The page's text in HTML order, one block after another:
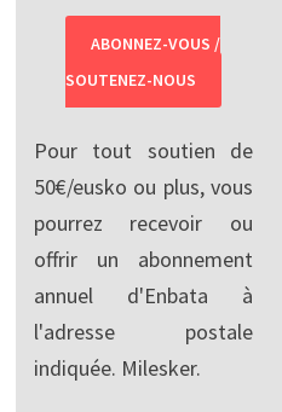
ABONNEZ-VOUS /
SOUTENEZ-NOUS
Pour tout soutien de
50€/eusko ou plus, vous
pourrez recevoir ou
offrir un abonnement
annuel d'Enbata à
l'adresse postale
indiquée. Milesker.